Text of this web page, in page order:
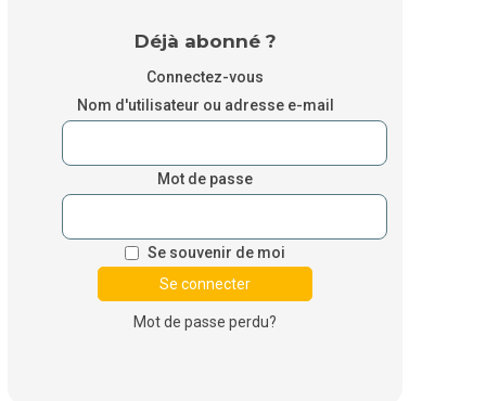
Déjà abonné ?
Connectez-vous
Nom d'utilisateur ou adresse e-mail
Mot de passe
Se souvenir de moi
Mot de passe perdu?